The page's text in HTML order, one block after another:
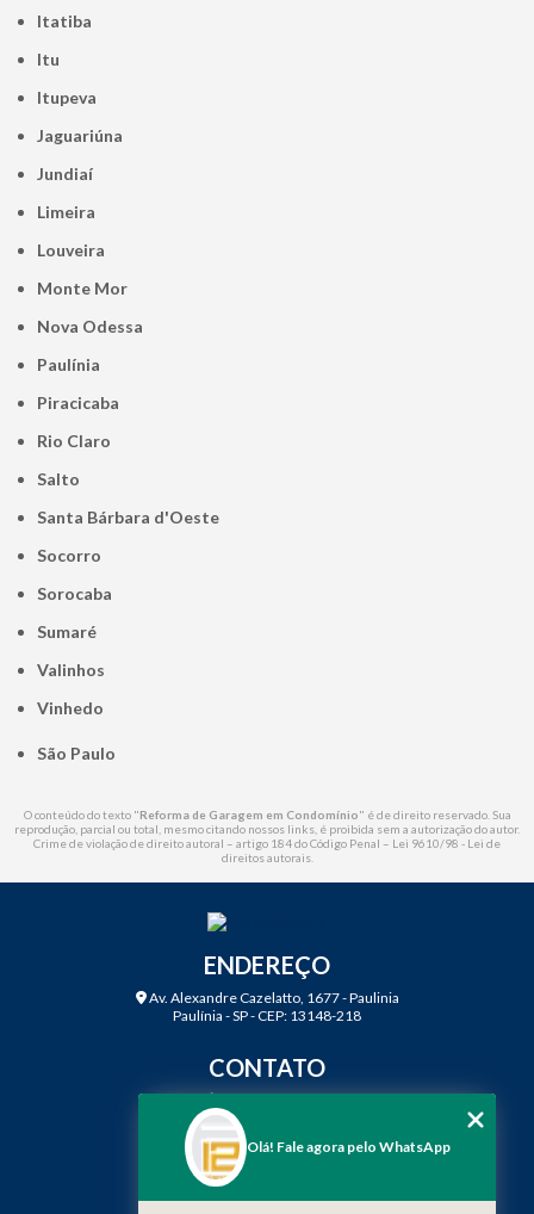
Itatiba
Itu
Itupeva
Jaguariúna
Jundiaí
Limeira
Louveira
Monte Mor
Nova Odessa
Paulínia
Piracicaba
Rio Claro
Salto
Santa Bárbara d'Oeste
Socorro
Sorocaba
Sumaré
Valinhos
Vinhedo
São Paulo
O conteúdo do texto "Reforma de Garagem em Condomínio" é de direito reservado. Sua
reprodução, parcial ou total, mesmo citando nossos links, é proibida sem a autorização do autor.
Crime de violação de direito autoral – artigo 184 do Código Penal – Lei 9610/98 - Lei de
direitos autorais.
ENDEREÇO
Av. Alexandre Cazelatto, 1677 - Paulinia
Paulínia - SP - CEP: 13148-218
CONTATO
(19) 3888-2923
(19) 99968-7979
contato@f12engenharia.com.br
MENU
Olá! Fale agora pelo WhatsApp